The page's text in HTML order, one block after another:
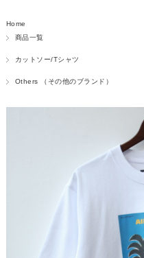
Home
商品一覧
カットソー/Tシャツ
Others （その他のブランド）